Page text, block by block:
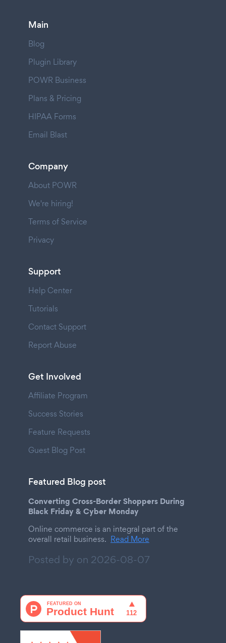
Main
Blog
Plugin Library
POWR Business
Plans & Pricing
HIPAA Forms
Email Blast
Company
About POWR
We're hiring!
Terms of Service
Privacy
Support
Help Center
Tutorials
Contact Support
Report Abuse
Get Involved
Affiliate Program
Success Stories
Feature Requests
Guest Blog Post
Featured Blog post
Converting Cross-Border Shoppers During
Black Friday & Cyber Monday
Online commerce is an integral part of the
overall retail business. Read More
Posted by on 2026-08-07